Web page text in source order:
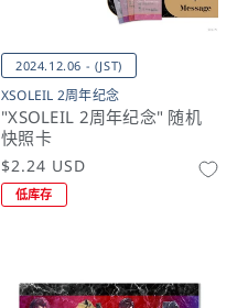
2024.12.06 - (JST)
XSOLEIL 2周年纪念
"XSOLEIL 2周年纪念" 随机
快照卡
常
规
价
$2.24 USD
低库存